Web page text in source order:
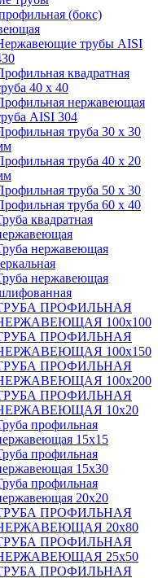
(бокс)
трубы AISI
квадратная
40 х 40
нержавеющая
AISI 304
труба 30 х 30
труба 40 х 20
труба 50 х 30
труба 60 х 40
квадратная
нержавеющая
нержавеющая
ПРОФИЛЬНАЯ
100х100
ПРОФИЛЬНАЯ
100х150
ПРОФИЛЬНАЯ
100х200
ПРОФИЛЬНАЯ
10х20
профильная
15х15
профильная
15х30
профильная
20х20
ПРОФИЛЬНАЯ
20х80
ПРОФИЛЬНАЯ
25х50
ПРОФИЛЬНАЯ